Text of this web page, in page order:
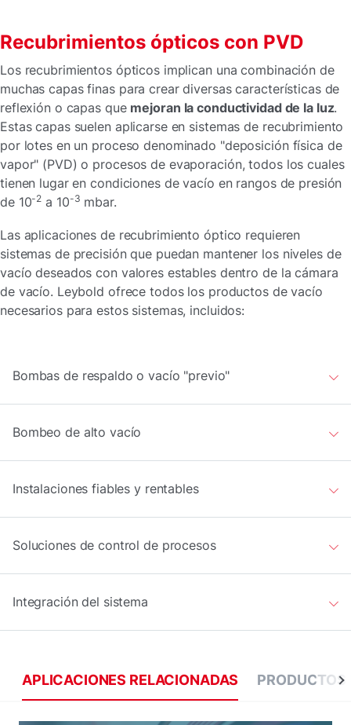
Recubrimientos ópticos con PVD
Los recubrimientos ópticos implican una combinación de
muchas capas finas para crear diversas características de
reflexión o capas que mejoran la conductividad de la luz.
Estas capas suelen aplicarse en sistemas de recubrimiento
por lotes en un proceso denominado "deposición física de
vapor" (PVD) o procesos de evaporación, todos los cuales
tienen lugar en condiciones de vacío en rangos de presión
de 10-2 a 10-3 mbar.
Las aplicaciones de recubrimiento óptico requieren
sistemas de precisión que puedan mantener los niveles de
vacío deseados con valores estables dentro de la cámara
de vacío. Leybold ofrece todos los productos de vacío
necesarios para estos sistemas, incluidos:
Bombas de respaldo o vacío "previo"
Bombeo de alto vacío
Instalaciones fiables y rentables
Soluciones de control de procesos
Integración del sistema
APLICACIONES RELACIONADAS PRODUCTOS